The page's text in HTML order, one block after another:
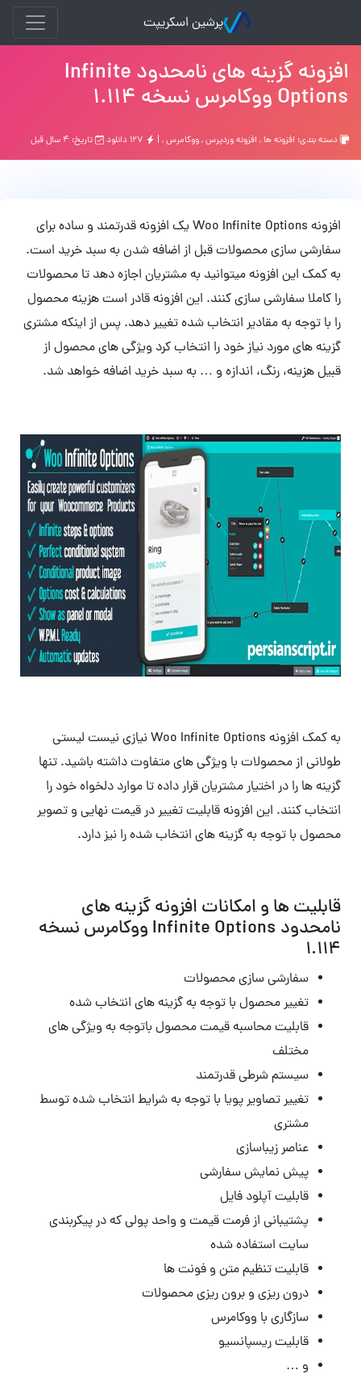
پرشین اسکریپت
افزونه گزینه های نامحدود Infinite
Options ووکامرس نسخه 1.114
دسته بندی: افزونه ها, افزونه وردپرس,ووکامرس, | تاریخ: ۴ سال قبل
افزونه Woo Infinite Options یک افزونه قدرتمند و ساده برای
سفارشی سازی محصولات قبل از اضافه شدن به سبد خرید است.
به کمک این افزونه میتوانید به مشتریان اجازه دهد تا محصولات
را کاملا سفارشی سازی کنند. این افزونه قادر است هزینه محصول
را با توجه به مقادیر انتخاب شده تغییر دهد. پس از اینکه مشتری
گزینه های مورد نیاز خود را انتخاب کرد ویژگی های محصول از
قبیل هزینه، رنگ، اندازه و … به سبد خرید اضافه خواهد شد.
به کمک افزونه Woo Infinite Options نیازی نیست لیستی
طولانی از محصولات با ویژگی های متفاوت داشته باشید. تنها
گزینه ها را در اختیار مشتریان قرار داده تا موارد دلخواه خود را
انتخاب کنند. این افزونه قابلیت تغییر در قیمت نهایی و تصویر
محصول با توجه به گزینه های انتخاب شده را نیز دارد.
قابلیت ها و امکانات افزونه گزینه های
نامحدود Infinite Options ووکامرس نسخه
1.114
سفارشی سازی محصولات
تغییر محصول با توجه به گزینه های انتخاب شده
قابلیت محاسبه قیمت محصول باتوجه به ویژگی های
مختلف
سیستم شرطی قدرتمند
تغییر تصاویر پویا با توجه به شرایط انتخاب شده توسط
مشتری
عناصر زیباسازی
پیش نمایش سفارشی
قابلیت آپلود فایل
پشتیبانی از فرمت قیمت و واحد پولی که در پیکربندی
سایت استفاده شده
قابلیت تنظیم متن و فونت ها
درون ریزی و برون ریزی محصولات
سازگاری با ووکامرس
قابلیت ریسپانسیو
و …